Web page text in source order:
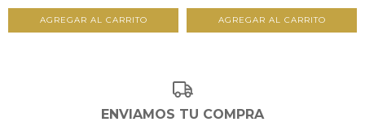
ENVIAMOS TU COMPRA